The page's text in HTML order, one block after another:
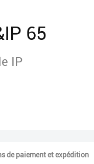
65
IP
de paiement et expédition